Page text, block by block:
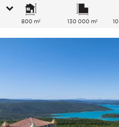
800 m² 130 000 m²